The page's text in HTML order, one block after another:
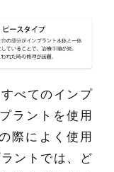
べてのインプ
ラントを使用
際によく使用
ントでは、ど